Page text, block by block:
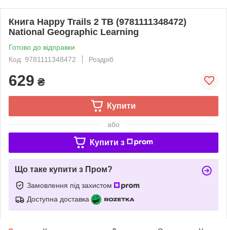
Книга Happy Trails 2 TB (9781111348472)
National Geographic Learning
Готово до відправки
Код: 9781111348472
Роздріб
629 ₴
Купити
або
Купити з
Що таке купити з Пром?
Замовлення під захистом
Доступна доставка